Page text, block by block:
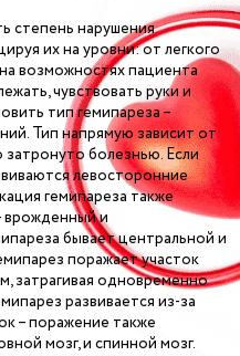
степень нарушения
их на уровни: от легкого
возможностях пациента
чувствовать руки и
тип гемипареза –
Тип напрямую зависит от
затронуто болезнью. Если
левосторонние
гемипареза также
и
бывает центральной и
поражает участок
затрагивая одновременно
развивается из-за
– поражение также
мозг, и спинной мозг.